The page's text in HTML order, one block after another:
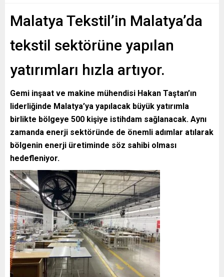
Malatya Tekstil’in Malatya’da
tekstil sektörüne yapılan
yatırımları hızla artıyor.
Gemi inşaat ve makine mühendisi Hakan Taştan’ın
liderliğinde Malatya’ya yapılacak büyük yatırımla
birlikte bölgeye 500 kişiye istihdam sağlanacak. Aynı
zamanda enerji sektöründe de önemli adımlar atılarak
bölgenin enerji üretiminde söz sahibi olması
hedefleniyor.